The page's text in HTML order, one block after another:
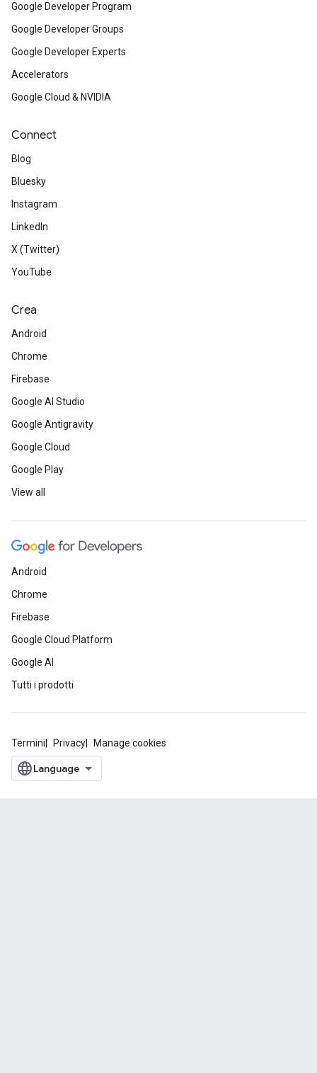
Google Developer Program
Google Developer Groups
Google Developer Experts
Accelerators
Google Cloud & NVIDIA
Connect
Blog
Bluesky
Instagram
LinkedIn
X (Twitter)
YouTube
Crea
Android
Chrome
Firebase
Google AI Studio
Google Antigravity
Google Cloud
Google Play
View all
Android
Chrome
Firebase
Google Cloud Platform
Google AI
Tutti i prodotti
Termini Privacy Manage cookies